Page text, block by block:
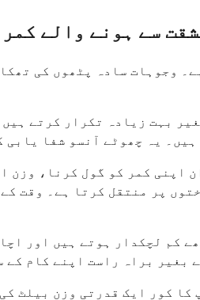
سے ہونے والے
وجوہات سادہ پٹھوں کی
بہت زیادہ تکرار کرتے
یہ چھوٹے آنسو شفا یابی
اپنی کمر کو گول کرنا، وزن
پر منتقل کرتا ہے۔ وقت
کم لچکدار ہوتے ہیں اور
براہ راست اپنے کام کے
کور ایک قدرتی وزن بیلٹ